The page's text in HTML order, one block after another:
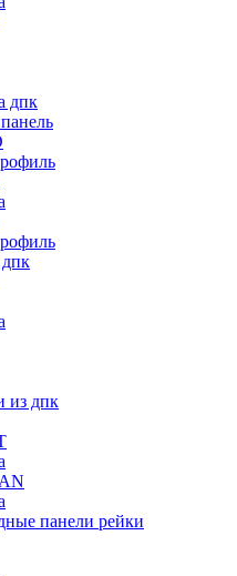
дпк
из дпк
панели рейки